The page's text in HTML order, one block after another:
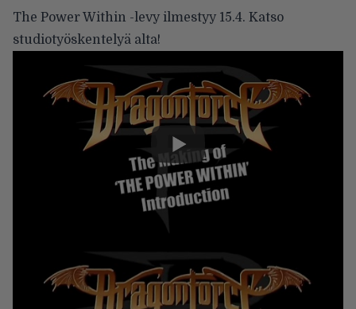
The Power Within -levy ilmestyy 15.4. Katso
studiotyöskentelyä alta!